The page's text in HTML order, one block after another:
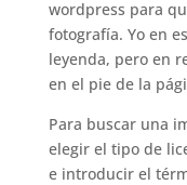
wordpress para
fotografía. Yo en
leyenda, pero en
en el pie de la
Para buscar una
elegir el tipo de
e introducir el